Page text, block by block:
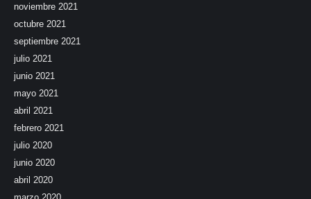
noviembre 2021
octubre 2021
septiembre 2021
julio 2021
junio 2021
mayo 2021
abril 2021
febrero 2021
julio 2020
junio 2020
abril 2020